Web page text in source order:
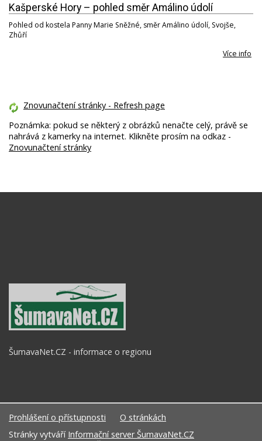
Kašperské Hory – pohled směr Amálino údolí
Pohled od kostela Panny Marie Sněžné, směr Amálino údolí, Svojše,
Zhůří
Více info
Znovunačtení stránky - Refresh page
Poznámka: pokud se některý z obrázků nenačte celý, právě se
nahrává z kamerky na internet. Klikněte prosím na odkaz -
Znovunačtení stránky
ŠumavaNet.CZ - informace o regionu
Prohlášení o přístupnosti
O stránkách
Stránky vytváří Informační server ŠumavaNet.CZ